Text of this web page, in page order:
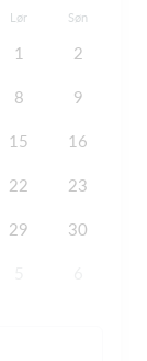
Lør Søn
1 2
8 9
15 16
22 23
29 30